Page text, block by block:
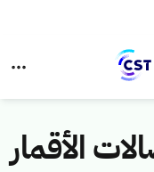
الأقمار